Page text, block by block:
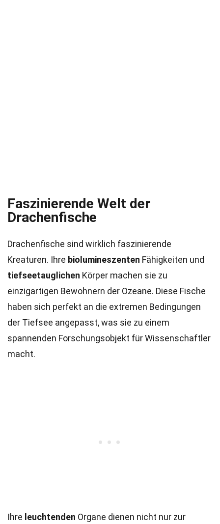
Faszinierende Welt der
Drachenfische
Drachenfische sind wirklich faszinierende
Kreaturen. Ihre biolumineszenten Fähigkeiten und
tiefseetauglichen Körper machen sie zu
einzigartigen Bewohnern der Ozeane. Diese Fische
haben sich perfekt an die extremen Bedingungen
der Tiefsee angepasst, was sie zu einem
spannenden Forschungsobjekt für Wissenschaftler
macht.
Ihre leuchtenden Organe dienen nicht nur zur